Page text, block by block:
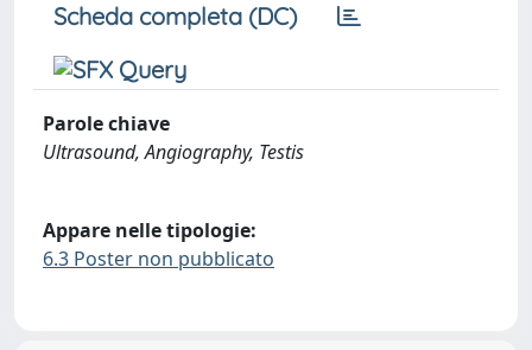
Scheda completa (DC)
Parole chiave
Ultrasound, Angiography, Testis
Appare nelle tipologie:
6.3 Poster non pubblicato